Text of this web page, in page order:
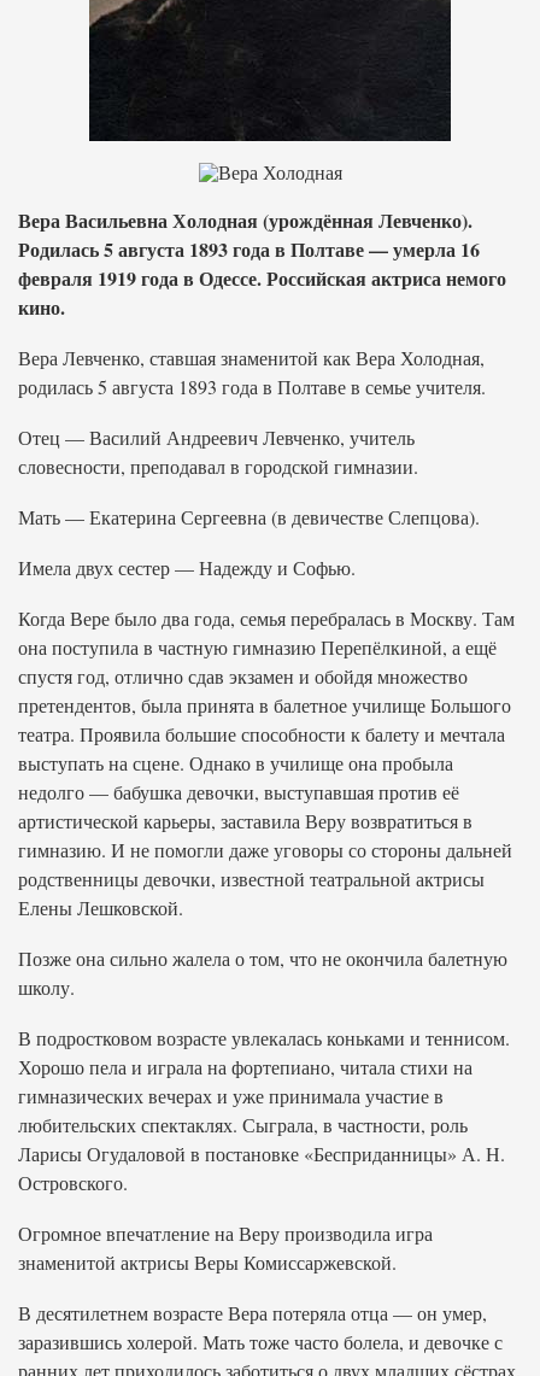
Вера Васильевна Холодная (урождённая Левченко).
Родилась 5 августа 1893 года в Полтаве — умерла 16
февраля 1919 года в Одессе. Российская актриса немого
кино.
Вера Левченко, ставшая знаменитой как Вера Холодная,
родилась 5 августа 1893 года в Полтаве в семье учителя.
Отец — Василий Андреевич Левченко, учитель
словесности, преподавал в городской гимназии.
Мать — Екатерина Сергеевна (в девичестве Слепцова).
Имела двух сестер — Надежду и Софью.
Когда Вере было два года, семья перебралась в Москву. Там
она поступила в частную гимназию Перепёлкиной, а ещё
спустя год, отлично сдав экзамен и обойдя множество
претендентов, была принята в балетное училище Большого
театра. Проявила большие способности к балету и мечтала
выступать на сцене. Однако в училище она пробыла
недолго — бабушка девочки, выступавшая против её
артистической карьеры, заставила Веру возвратиться в
гимназию. И не помогли даже уговоры со стороны дальней
родственницы девочки, известной театральной актрисы
Елены Лешковской.
Позже она сильно жалела о том, что не окончила балетную
школу.
В подростковом возрасте увлекалась коньками и теннисом.
Хорошо пела и играла на фортепиано, читала стихи на
гимназических вечерах и уже принимала участие в
любительских спектаклях. Сыграла, в частности, роль
Ларисы Огудаловой в постановке «Бесприданницы» А. Н.
Островского.
Огромное впечатление на Веру производила игра
знаменитой актрисы Веры Комиссаржевской.
В десятилетнем возрасте Вера потеряла отца — он умер,
заразившись холерой. Мать тоже часто болела, и девочке с
ранних лет приходилось заботиться о двух младших сёстрах.